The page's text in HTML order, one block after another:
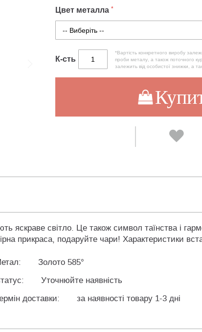
Цвет металла
К-сть
*Вартість конкретного виробу
проби металу, а також поточного
залежить від особистої знижки, а
світло. Це також символ таїнства і
прикраса, подаруйте чари! Характеристики
Золото 585°
Уточнюйте наявність
доставки: за наявності товару 1-3 дні